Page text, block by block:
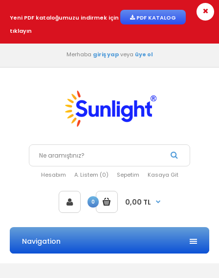
Yeni PDF kataloğumuzu indirmek için
PDF KATALOG
tıklayın
Merhaba giriş yapveya üye ol
Hesabım A. Listem (0) Sepetim Kasaya Git
0 0,00 TL
Navigation